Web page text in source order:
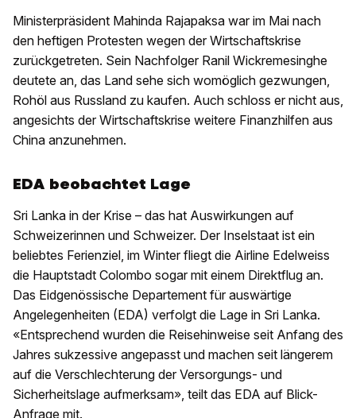
Ministerpräsident Mahinda Rajapaksa war im Mai nach
den heftigen Protesten wegen der Wirtschaftskrise
zurückgetreten. Sein Nachfolger Ranil Wickremesinghe
deutete an, das Land sehe sich womöglich gezwungen,
Rohöl aus Russland zu kaufen. Auch schloss er nicht aus,
angesichts der Wirtschaftskrise weitere Finanzhilfen aus
China anzunehmen.
EDA beobachtet Lage
Sri Lanka in der Krise – das hat Auswirkungen auf
Schweizerinnen und Schweizer. Der Inselstaat ist ein
beliebtes Ferienziel, im Winter fliegt die Airline Edelweiss
die Hauptstadt Colombo sogar mit einem Direktflug an.
Das Eidgenössische Departement für auswärtige
Angelegenheiten (EDA) verfolgt die Lage in Sri Lanka.
«Entsprechend wurden die Reisehinweise seit Anfang des
Jahres sukzessive angepasst und machen seit längerem
auf die Verschlechterung der Versorgungs- und
Sicherheitslage aufmerksam», teilt das EDA auf Blick-
Anfrage mit.